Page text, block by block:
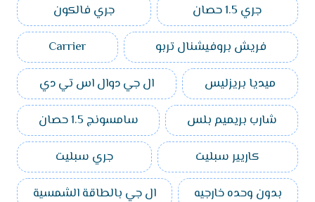
جري 1.5 حصان
جري فالكون
فريش بروفيشنال تربو
Carrier
ميديا بريزليس
ال جي دوال اس تي دي
شارب بريميم بلس
سامسونج 1.5 حصان
كاريير سبليت
جري سبليت
بدون وحده خارجيه
ال جي بالطاقة الشمسية